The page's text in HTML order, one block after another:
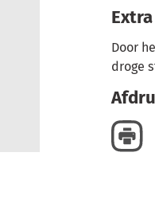
Door
droge